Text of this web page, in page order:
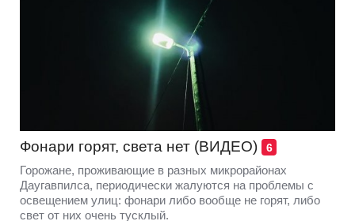
Фонари горят, света нет (ВИДЕО) 6
Горожане, проживающие в разных микрорайонах
Даугавпилса, периодически жалуются на проблемы с
освещением улиц: фонари либо вообще не горят, либо
свет от них очень тусклый.